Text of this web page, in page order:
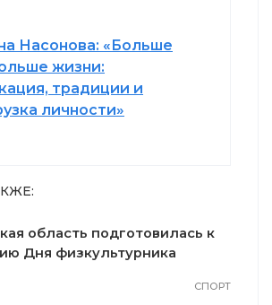
Насонова: «Больше
жизни:
традиции и
личности»
область подготовилась к
Дня физкультурника
СПОРТ